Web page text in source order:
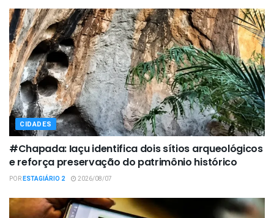
CIDADES
#Chapada: Iaçu identifica dois sítios arqueológicos
e reforça preservação do patrimônio histórico
PORESTAGIÁRIO 2 2026/08/07